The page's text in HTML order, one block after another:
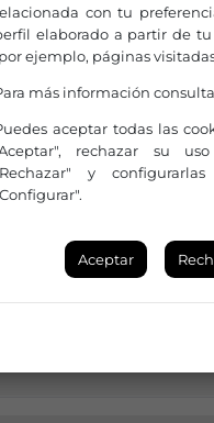
a la que pertenece:
00 - Ext. #141
overa.es
con tu
elaborado a partir de
ejemplo, páginas
más información
aceptar todas las
rechazar su
y
Aceptar